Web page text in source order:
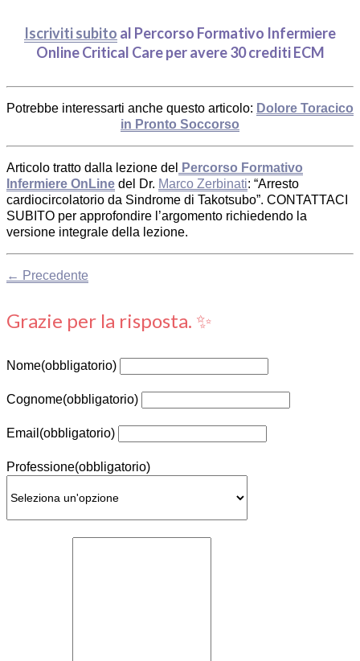
Iscriviti subito al Percorso Formativo Infermiere
Online Critical Care per avere30 crediti ECM
Potrebbe interessarti anche questo articolo: Dolore Toracico
in Pronto Soccorso
Articolo tratto dalla lezione del
Percorso Formativo
Infermiere OnLine del Dr. Marco Zerbinati: “Arresto
cardiocircolatorio da Sindrome di Takotsubo”. CONTATTACI
SUBITO per approfondire l’argomento richiedendo la
versione integrale della lezione.
← Precedente
Grazie per la risposta. ✨
Nome(obbligatorio)
Cognome(obbligatorio)
Email (obbligatorio)
Professione(obbligatorio)